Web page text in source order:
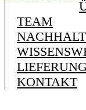
TEAM
KONTAKT